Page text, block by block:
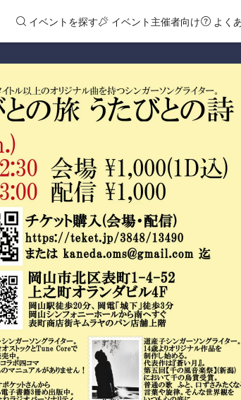
イベントを探す イベント主催者向け よく